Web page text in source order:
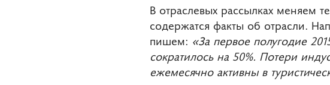
В отраслевых рассылках меняем
содержатся факты об отрасли.
пишем: «За первое полугодие
сократилось на 50%. Потери
ежемесячно активны в